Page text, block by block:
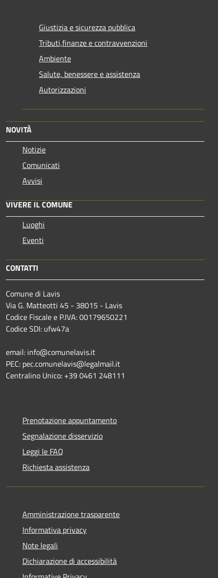
Giustizia e sicurezza pubblica
Tributi,finanze e contravvenzioni
Ambiente
Salute, benessere e assistenza
Autorizzazioni
NOVITÀ
Notizie
Comunicati
Avvisi
VIVERE IL COMUNE
Luoghi
Eventi
CONTATTI
Comune di Lavis
Via G. Matteotti 45 - 38015 - Lavis
Codice Fiscale e P.IVA: 00179650221
Codice SDI: ufw47a
email: info@comunelavis.it
PEC: pec.comunelavis@legalmail.it
Centralino Unico: +39 0461 248111
Prenotazione appuntamento
Segnalazione disservizio
Leggi le FAQ
Richiesta assistenza
Amministrazione trasparente
Informativa privacy
Note legali
Dichiarazione di accessibilità